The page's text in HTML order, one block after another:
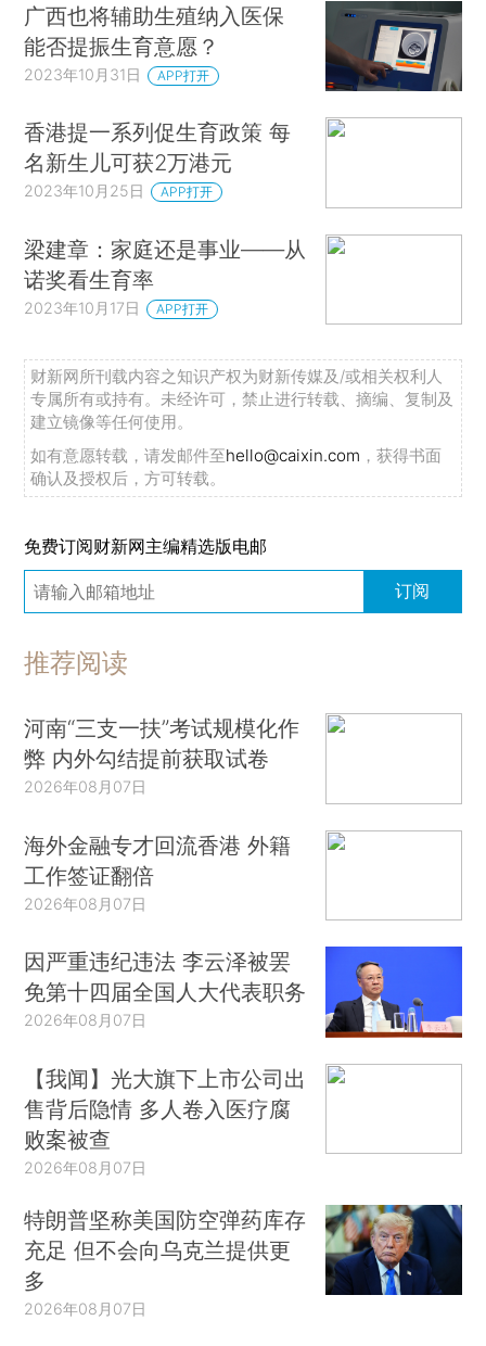
广西也将辅助生殖纳入医保
能否提振生育意愿？
2023年10月31日 APP打开
香港提一系列促生育政策 每
名新生儿可获2万港元
2023年10月25日 APP打开
梁建章：家庭还是事业——从
诺奖看生育率
2023年10月17日 APP打开
财新网所刊载内容之知识产权为财新传媒及/或相关权利人
专属所有或持有。未经许可，禁止进行转载、摘编、复制及
建立镜像等任何使用。
如有意愿转载，请发邮件至hello@caixin.com ，获得书面
确认及授权后，方可转载。
免费订阅财新网主编精选版电邮
订阅
推荐阅读
河南“三支一扶”考试规模化作
弊 内外勾结提前获取试卷
2026年08月07日
海外金融专才回流香港 外籍
工作签证翻倍
2026年08月07日
因严重违纪违法 李云泽被罢
免第十四届全国人大代表职务
2026年08月07日
【我闻】光大旗下上市公司出
售背后隐情 多人卷入医疗腐
败案被查
2026年08月07日
特朗普坚称美国防空弹药库存
充足 但不会向乌克兰提供更
多
2026年08月07日